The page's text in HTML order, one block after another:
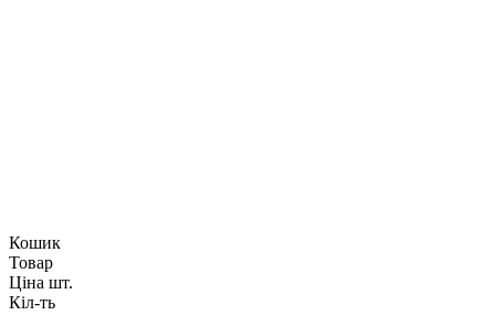
Кошик
Товар
Ціна шт.
Кіл-ть